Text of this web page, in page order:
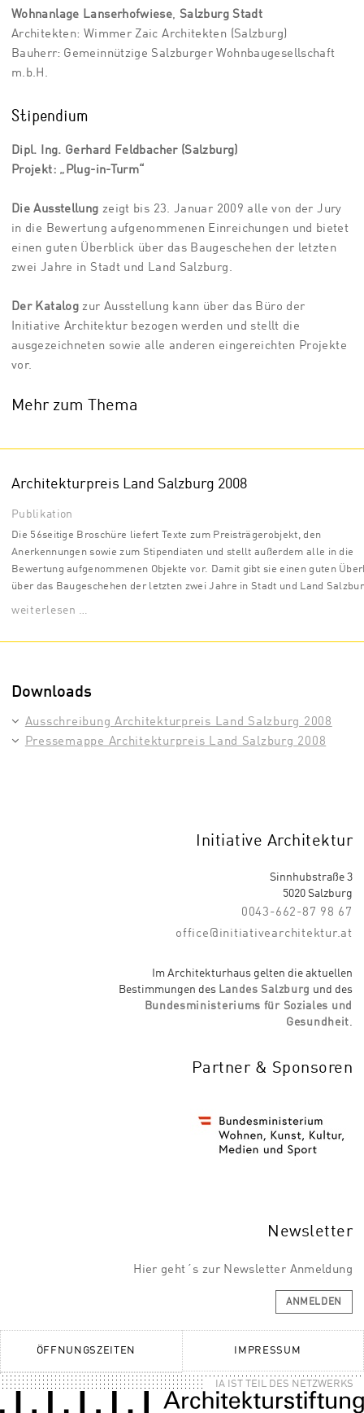
Wohnanlage Lanserhofwiese, Salzburg Stadt
Architekten: Wimmer Zaic Architekten (Salzburg)
Bauherr: Gemeinnützige Salzburger Wohnbaugesellschaft
m.b.H.
Stipendium
Dipl. Ing. Gerhard Feldbacher (Salzburg)
Projekt: „Plug-in-Turm“
Die Ausstellung zeigt bis 23. Januar 2009 alle von der Jury
in die Bewertung aufgenommenen Einreichungen und bietet
einen guten Überblick über das Baugeschehen der letzten
zwei Jahre in Stadt und Land Salzburg.
Der Katalog zur Ausstellung kann über das Büro der
Initiative Architektur bezogen werden und stellt die
ausgezeichneten sowie alle anderen eingereichten Projekte
vor.
Mehr zum Thema
Architekturpreis Land Salzburg 2008
Publikation
Die 56seitige Broschüre liefert Texte zum Preisträgerobjekt, den
Anerkennungen sowie zum Stipendiaten und stellt außerdem alle in die
Bewertung aufgenommenen Objekte vor. Damit gibt sie einen guten
über das Baugeschehen der letzten zwei Jahre in Stadt und Land
weiterlesen …
Downloads
Ausschreibung Architekturpreis Land Salzburg 2008
Pressemappe Architekturpreis Land Salzburg 2008
Initiative Architektur
Sinnhubstraße 3
5020 Salzburg
0043-662-87 98 67
office@initiativearchitektur.at
Im Architekturhaus gelten die aktuellen
Bestimmungen des Landes Salzburg und des
Bundesministeriums für Soziales und
Gesundheit.
Partner & Sponsoren
Newsletter
Hier geht´s zur Newsletter Anmeldung
ANMELDEN
ÖFFNUNGSZEITEN IMPRESSUM
IA IST TEIL DES NETZWERKS